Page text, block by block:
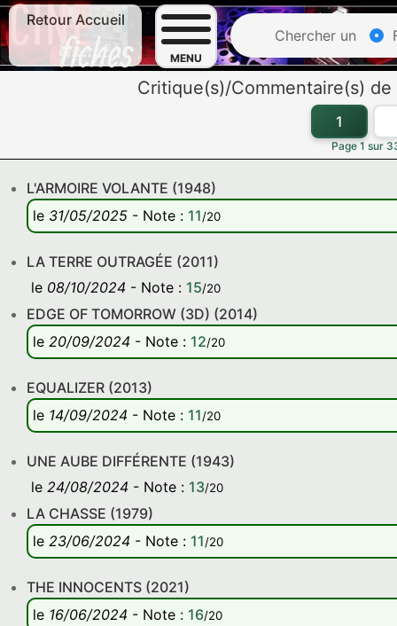
Retour Accueil
MENU
Chercher un
Critique(s)/Commentaire(s) de
1
Page 1 sur
L'ARMOIRE VOLANTE (1948)
le 31/05/2025 - Note : 11/20
LA TERRE OUTRAGÉE (2011)
le 08/10/2024 - Note : 15/20
EDGE OF TOMORROW (3D) (2014)
le 20/09/2024 - Note : 12/20
EQUALIZER (2013)
le 14/09/2024 - Note : 11/20
UNE AUBE DIFFÉRENTE (1943)
le 24/08/2024 - Note : 13/20
LA CHASSE (1979)
le 23/06/2024 - Note : 11/20
THE INNOCENTS (2021)
le 16/06/2024 - Note : 16/20